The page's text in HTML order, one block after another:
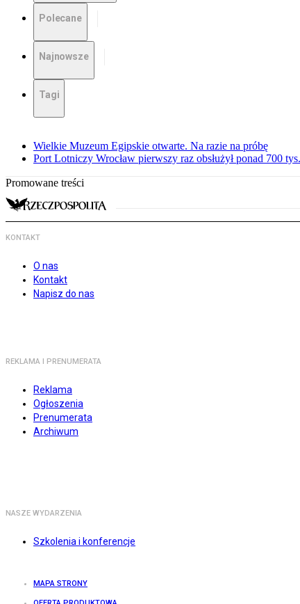
Polecane
Najnowsze
Tagi
Wielkie Muzeum Egipskie otwarte. Na razie na próbę
Port Lotniczy Wrocław pierwszy raz obsłużył ponad 700
Promowane treści
KONTAKT
O nas
Kontakt
Napisz do nas
REKLAMA I PRENUMERATA
Reklama
Ogłoszenia
Prenumerata
Archiwum
NASZE WYDARZENIA
Szkolenia i konferencje
MAPA STRONY